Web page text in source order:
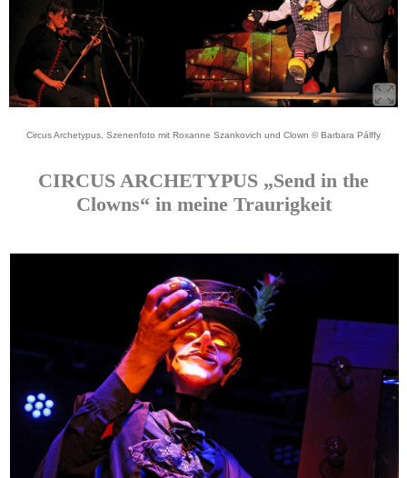
Circus Archetypus, Szenenfoto mit Roxanne Szankovich und Clown © Barbara Pálffy
CIRCUS ARCHETYPUS „Send in the
Clowns“ in meine Traurigkeit